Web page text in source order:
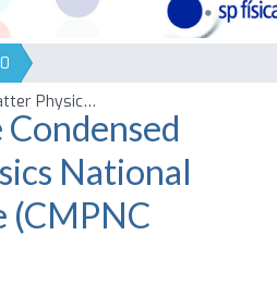
Portuguese Condensed Matter Physics National Conference (CMPNC 2019)
National
(CMPNC